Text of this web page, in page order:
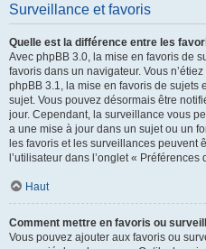
Surveillance et favoris
Quelle est la différence entre les
Avec phpBB 3.0, la mise en favoris de
favoris dans un navigateur. Vous
phpBB 3.1, la mise en favoris de sujets
sujet. Vous pouvez désormais être
jour. Cependant, la surveillance vous
a une mise à jour dans un sujet ou un
les favoris et les surveillances peuvent
l’utilisateur dans l’onglet « Préférences
Haut
Comment mettre en favoris ou
Vous pouvez ajouter aux favoris ou